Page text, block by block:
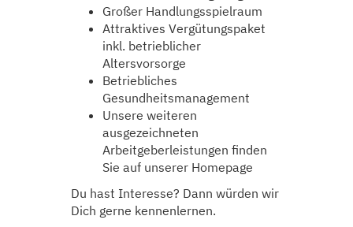
Großer Handlungsspielraum
Attraktives Vergütungspaket
inkl. betrieblicher
Altersvorsorge
Betriebliches
Gesundheitsmanagement
Unsere weiteren
ausgezeichneten
Arbeitgeberleistungen finden
Sie auf unserer Homepage
Du hast Interesse? Dann würden wir
Dich gerne kennenlernen.